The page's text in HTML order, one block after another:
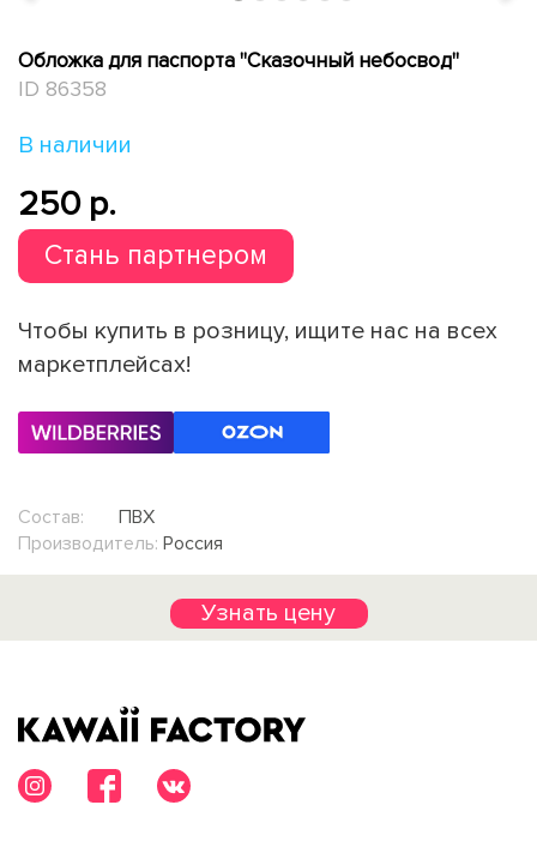
Обложка для паспорта "Сказочный небосвод"
ID 86358
В наличии
250 p.
Стань партнером
Чтобы купить в розницу, ищите нас на всех
маркетплейсах!
Состав:
ПВХ
Производитель: Россия
Узнать цену